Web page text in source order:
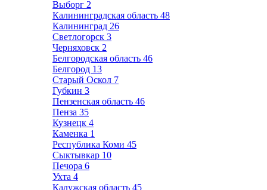
Выборг 2
Калининградская область 48
Калининград 26
Светлогорск 3
Черняховск 2
Белгородская область 46
Белгород 13
Старый Оскол 7
Губкин 3
Пензенская область 46
Пенза 35
Кузнецк 4
Каменка 1
Республика Коми 45
Сыктывкар 10
Печора 6
Ухта 4
Калужская область 45